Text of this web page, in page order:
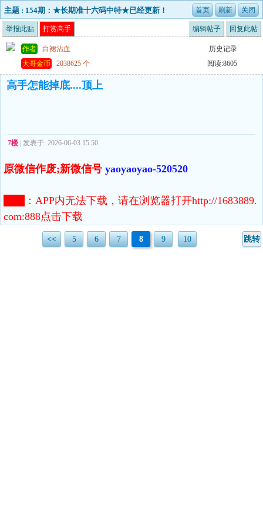
主题 : 154期：★长期准十六码中特★已经更新！
举报此贴 打赏高手 编辑帖子 回复此帖
作者 白裙沾血
历史记录
大哥金币
2038625 个 阅读:8605
高手怎能掉底....顶上
7楼 | 发表于: 2026-06-03 15:50
原微信作废;新微信号 yaoyaoyao-520520
： APP内无法下载，请在浏览器打开http://1683889.
com:888点击下载
<< 5 6 7 8 9 10 跳转